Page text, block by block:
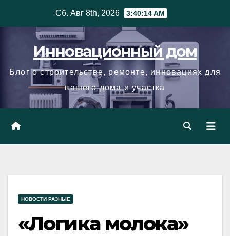
Сб. Авг 8th, 2026 3:40:15 AM
Инновационный дом
Блог о строительстве, ремонте, инновациях для
вашего дома и участка
НОВОСТИ РАЗНЫЕ
«Логика молока»